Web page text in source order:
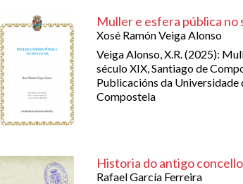
Muller e esfera pública no
Xosé Ramón Veiga Alonso
Veiga Alonso, X.R. (2025):
século XIX, Santiago de
Publicacións da Universidade
Compostela
Historia do antigo
Rafael García Ferreira